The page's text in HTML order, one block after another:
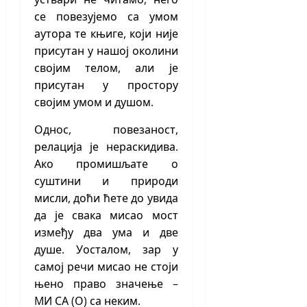
се повезујемо са умом
аутора те књиге, који није
присутан у нашој околини
својим телом, али је
присутан у простору
својим умом и душом.
Однос, повезаност,
релација је нераскидива.
Ако промишљате о
суштини и природи
мисли, доћи ћете до увида
да је свака мисао мост
између два ума и две
душе. Уосталом, зар у
самој речи мисао не стоји
њено право значење –
MИ СА (О) са неким.